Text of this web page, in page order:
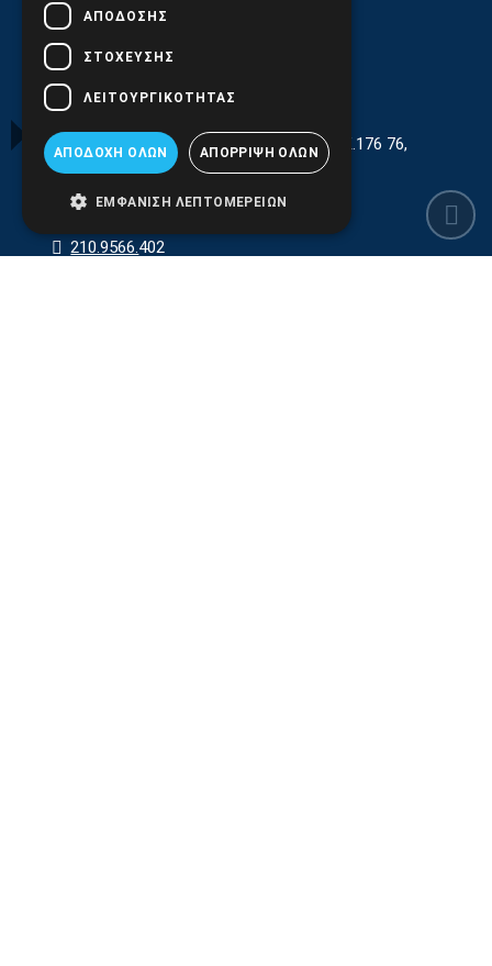
Γεωργίου Κρέμου 13-17, Καλλιθέα, Τ.Κ.176 76,
Αθήνα, Ελλάδα
210.9566.401(11.30-17.00)
210.9566.402
ΑΠΌΔΟΣΗΣ
ΣΤΌΧΕΥΣΗΣ
ΛΕΙΤΟΥΡΓΙΚΌΤΗΤΑΣ
ΑΠΟΔΟΧΉ ΌΛΩΝ ΑΠΌΡΡΙΨΗ ΌΛΩΝ
ΕΜΦΆΝΙΣΗ ΛΕΠΤΟΜΕΡΕΙΏΝ